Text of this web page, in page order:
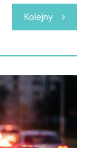
Kolejny